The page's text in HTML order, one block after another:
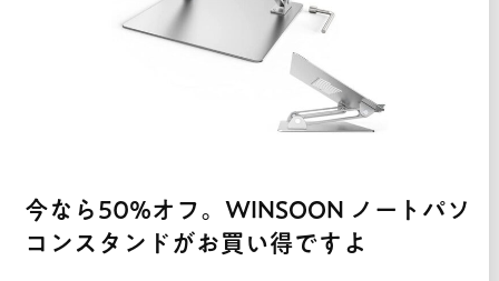
今なら50%オフ。WINSOON ノートパソ
コンスタンドがお買い得ですよ